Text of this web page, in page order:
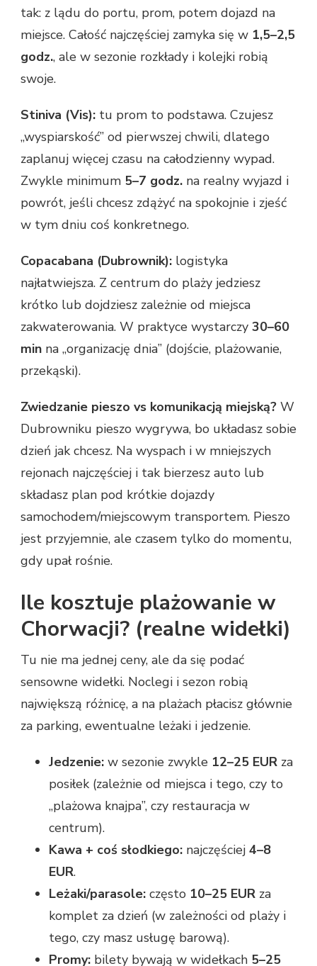
tak: z lądu do portu, prom, potem dojazd na
miejsce. Całość najczęściej zamyka się w 1,5–2,5
godz., ale w sezonie rozkłady i kolejki robią
swoje.
Stiniva (Vis): tu prom to podstawa. Czujesz
„wyspiarskość” od pierwszej chwili, dlatego
zaplanuj więcej czasu na całodzienny wypad.
Zwykle minimum 5–7 godz. na realny wyjazd i
powrót, jeśli chcesz zdążyć na spokojnie i zjeść
w tym dniu coś konkretnego.
Copacabana (Dubrownik): logistyka
najłatwiejsza. Z centrum do plaży jedziesz
krótko lub dojdziesz zależnie od miejsca
zakwaterowania. W praktyce wystarczy 30–60
min na „organizację dnia” (dojście, plażowanie,
przekąski).
Zwiedzanie pieszo vs komunikacją miejską? W
Dubrowniku pieszo wygrywa, bo układasz sobie
dzień jak chcesz. Na wyspach i w mniejszych
rejonach najczęściej i tak bierzesz auto lub
składasz plan pod krótkie dojazdy
samochodem/miejscowym transportem. Pieszo
jest przyjemnie, ale czasem tylko do momentu,
gdy upał rośnie.
Ile kosztuje plażowanie w
Chorwacji? (realne widełki)
Tu nie ma jednej ceny, ale da się podać
sensowne widełki. Noclegi i sezon robią
największą różnicę, a na plażach płacisz głównie
za parking, ewentualne leżaki i jedzenie.
Jedzenie: w sezonie zwykle 12–25 EUR za
posiłek (zależnie od miejsca i tego, czy to
„plażowa knajpa”, czy restauracja w
centrum).
Kawa + coś słodkiego: najczęściej 4–8
EUR.
Leżaki/parasole: często 10–25 EUR za
komplet za dzień (w zależności od plaży i
tego, czy masz usługę barową).
Promy: bilety bywają w widełkach 5–25